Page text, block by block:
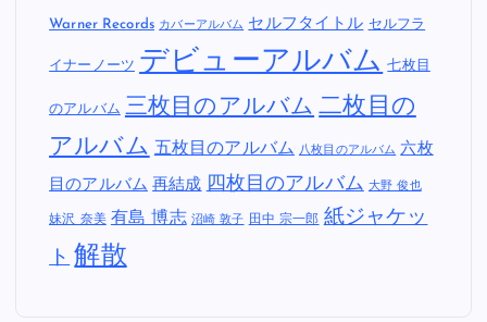
Warner Records カバーアルバム セルフタイトル セルフラ
イナーノーツ デビューアルバム 七枚目
のアルバム 三枚目のアルバム 二枚目の
アルバム 五枚目のアルバム 八枚目のアルバム 六枚
目のアルバム 再結成 四枚目のアルバム 大野 俊也
妹沢 奈美 有島 博志 沼崎 敦子 田中 宗一郎 紙ジャケッ
ト 解散